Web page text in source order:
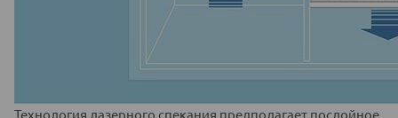
Технология лазерного спекания предполагает послойное